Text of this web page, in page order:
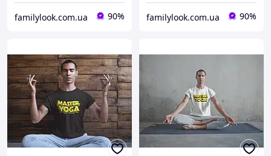
familylook.com.ua 90% familylook.com.ua 90%